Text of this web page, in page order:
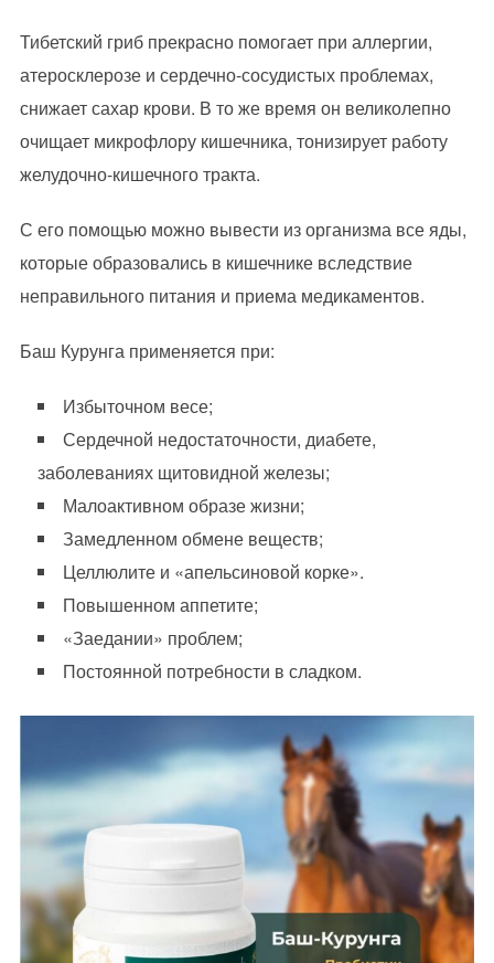
Тибетский гриб прекрасно помогает при аллергии,
атеросклерозе и сердечно-сосудистых проблемах,
снижает сахар крови. В то же время он великолепно
очищает микрофлору кишечника, тонизирует работу
желудочно-кишечного тракта.
С его помощью можно вывести из организма все яды,
которые образовались в кишечнике вследствие
неправильного питания и приема медикаментов.
Баш Курунга применяется при:
Избыточном весе;
Сердечной недостаточности, диабете,
заболеваниях щитовидной железы;
Малоактивном образе жизни;
Замедленном обмене веществ;
Целлюлите и «апельсиновой корке».
Повышенном аппетите;
«Заедании» проблем;
Постоянной потребности в сладком.